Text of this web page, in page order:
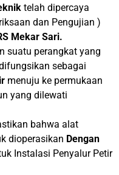
telah dipercaya
dan Pengujian )
Mekar Sari.
suatu perangkat yang
sebagai
menuju ke permukaan
yang dilewati
bahwa alat
dioperasikan Dengan
Instalasi Penyalur Petir